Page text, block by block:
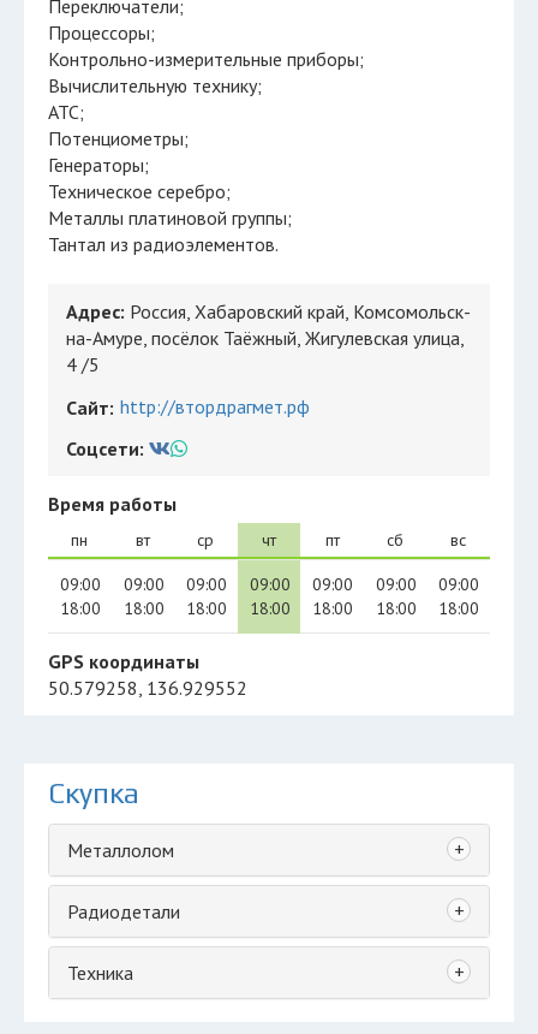
Переключатели;
Процессоры;
Контрольно-измерительные приборы;
Вычислительную технику;
АТС;
Потенциометры;
Генераторы;
Техническое серебро;
Металлы платиновой группы;
Тантал из радиоэлементов.
Адрес: Россия, Хабаровский край, Комсомольск-
на-Амуре, посёлок Таёжный, Жигулевская улица,
4 /5
Сайт: http://втордрагмет.рф
Соцсети:
Время работы
пн
09:00
18:00
вт
09:00
18:00
ср
09:00
18:00
чт
09:00
18:00
пт
09:00
18:00
сб
09:00
18:00
вс
09:00
18:00
GPS координаты
50.579258, 136.929552
Скупка
Металлолом +
Радиодетали +
Техника +